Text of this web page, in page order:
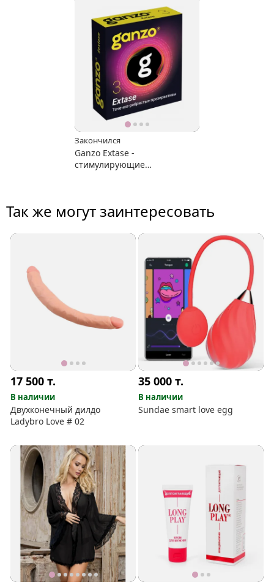
Закончился
Ganzo Extase -
стимулирующие
Так же могут заинтересовать
17 500т.
В наличии
Двухконечный дилдо
Ladybro Love # 02
35 000т.
В наличии
Sundae smart love egg